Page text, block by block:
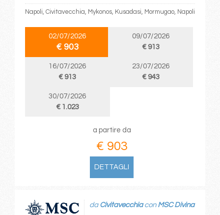
Napoli, Civitavecchia, Mykonos, Kusadasi, Mormugao, Napoli
02/07/2026
€ 903
09/07/2026
€ 913
16/07/2026
€ 913
23/07/2026
€ 943
30/07/2026
€ 1.023
a partire da
€ 903
DETTAGLI
da Civitavecchiacon MSC Divina